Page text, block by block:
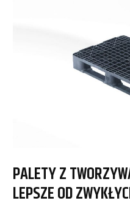
PALETY Z
LEPSZE OD